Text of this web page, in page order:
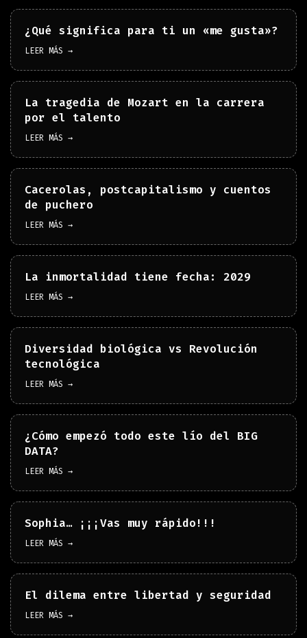
¿Qué significa para ti un «me gusta»?
LEER MÁS →
La tragedia de Mozart en la carrera
por el talento
LEER MÁS →
Cacerolas, postcapitalismo y cuentos
de puchero
LEER MÁS →
La inmortalidad tiene fecha: 2029
LEER MÁS →
Diversidad biológica vs Revolución
tecnológica
LEER MÁS →
¿Cómo empezó todo este lío del BIG
DATA?
LEER MÁS →
Sophia… ¡¡¡Vas muy rápido!!!
LEER MÁS →
El dilema entre libertad y seguridad
LEER MÁS →